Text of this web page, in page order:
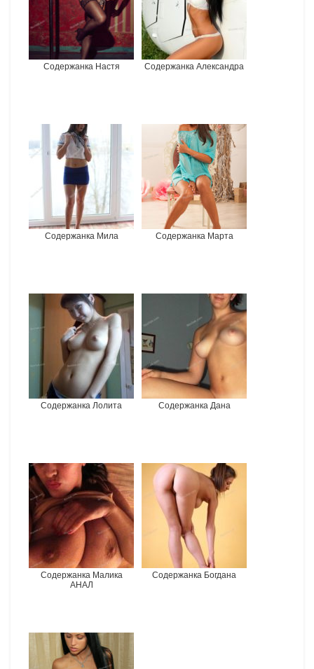
Содержанка Настя Содержанка Александра
Содержанка Мила Содержанка Марта
Содержанка Лолита Содержанка Дана
Содержанка Малика
АНАЛ
Содержанка Богдана